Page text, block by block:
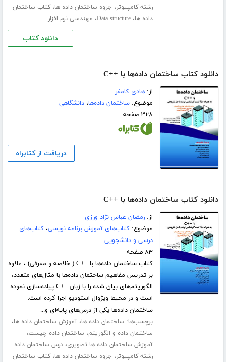
رشته کامپیوتر، جزوه ساختمان داده ها،کتاب ساختمان
داده ها،Data structure، مهندسی نرم افزار
دانلود کتاب
دانلود کتاب ساختمان داده‌ها با ++C
از:هادی کامفر
موضوع:ساختمان داده‌ها،دانشگاهی
۳۲۸ صفحه
دریافت از کتابراه
دانلود کتاب ساختمان داده‌ها با ++C
از:رمضان عباس نژاد ورزی
موضوع:کتاب‌های آموزش برنامه نویسی،کتاب‌های
درسی و دانشجویی
۸۳ صفحه
کتاب ساختمان داده‌ها با ++C ( خلاصه و معرفی) ، علاوه
بر تدریس مفاهیم ساختمان داده‌ها با مثال­‌های متعدد،
الگوریتم­‌های بیان شده را با زبان ++C پیاده­‌سازی نموده
است و در محیط ویژوال استودیو اجرا کرده است.
ساختمان داده‌ها یکی از درس‌های پایه‌ای و...
برچسب‌ها: ساختمان داده ها،آموزش ساختمان داده ها،
ساختمان داده و الگوریتم، ساختمان داده چیست،
آموزش ساختمان داده ها تصویری،درس ساختمان داده
رشته کامپیوتر، جزوه ساختمان داده ها،کتاب ساختمان